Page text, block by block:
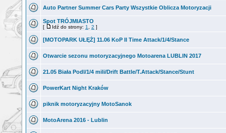
Auto Partner Summer Cars Party Wszystkie Oblicza Motoryzacji
Spot TRÓJMIASTO
[ Idź do strony: 1 2 ]
[MOTOPARK UŁĘŻ] 11.06 KoP II Time Attack/1/4/Stance
Otwarcie sezonu motoryzacyjnego Motoarena LUBLIN 2017
21.05 Biała Podl/1/4 mili/Drift Battle/T.Attack/Stance/Stunt
PowerKart Night Kraków
piknik motoryzacyjny MotoSanok
MotoArena 2016 - Lublin